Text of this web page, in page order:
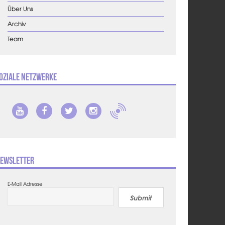
Über Uns
Archiv
Team
Netzwerke
E-Mail Adresse
Submit